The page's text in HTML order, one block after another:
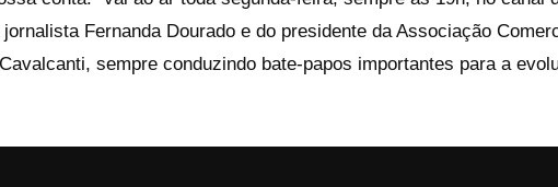
Fernanda Dourado e do presidente da Associação
sempre conduzindo bate-papos importantes para a